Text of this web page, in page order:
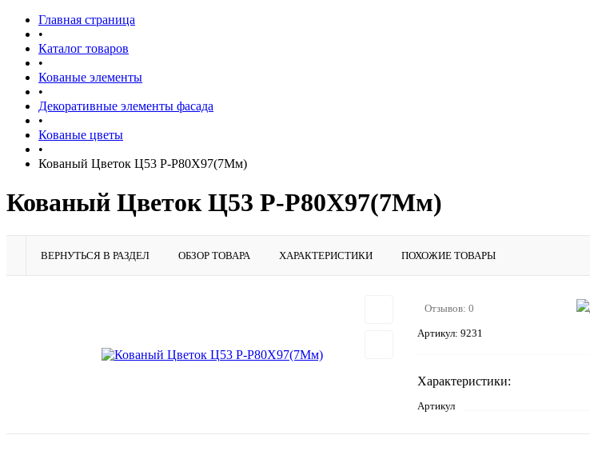
Главная страница
•
Каталог товаров
•
Кованые элементы
•
Декоративные элементы фасада
•
Кованые цветы
•
Кованый Цветок Ц53 Р-Р80Х97(7Мм)
Кованый Цветок Ц53 Р-Р80Х97(7Мм)
ВЕРНУТЬСЯ В РАЗДЕЛ ОБЗОР ТОВАРА ХАРАКТЕРИСТИКИ ПОХОЖИЕ ТОВАРЫ
Отзывов: 0
Артикул: 9231
Характеристики:
Артикул